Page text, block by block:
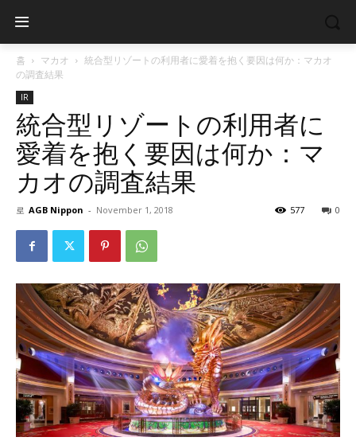
홈 マカオ
統合型リゾートの利用者に愛着を抱く要因は何か：マカオ
の調査結果
IR
統合型リゾートの利用者に
愛着を抱く要因は何か：マ
カオの調査結果
로 AGB Nippon - November 1, 2018 0
577